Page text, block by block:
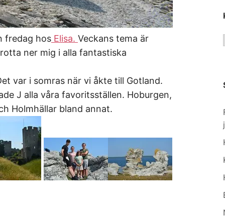
fredag hos Elisa. Veckans tema är
ner mig i alla fantastiska
var i somras när vi åkte till Gotland.
J alla våra favoritsställen. Hoburgen,
Holmhällar bland annat.